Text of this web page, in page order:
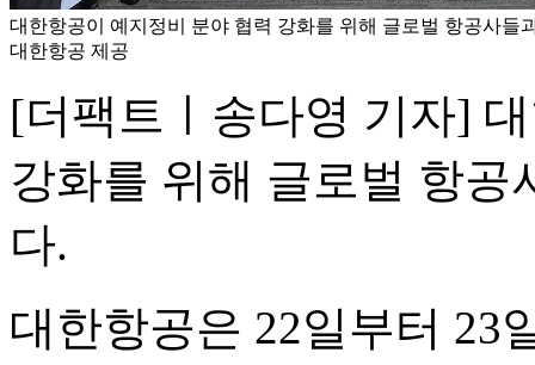
대한항공이 예지정비 분야 협력 강화를 위해 글로벌 항공사들
대한항공 제공
[더팩트ㅣ송다영 기자]
강화를 위해 글로벌 항공
다.
대한항공은 22일부터 23